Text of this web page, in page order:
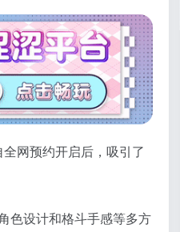
网预约开启后，吸引了
色设计和格斗手感等多方